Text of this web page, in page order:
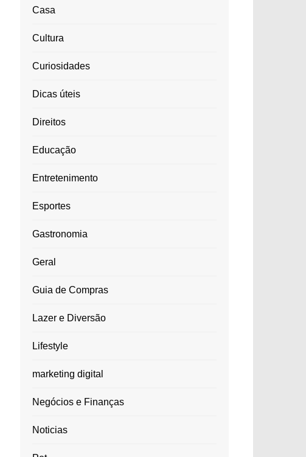
Casa
Cultura
Curiosidades
Dicas úteis
Direitos
Educação
Entretenimento
Esportes
Gastronomia
Geral
Guia de Compras
Lazer e Diversão
Lifestyle
marketing digital
Negócios e Finanças
Noticias